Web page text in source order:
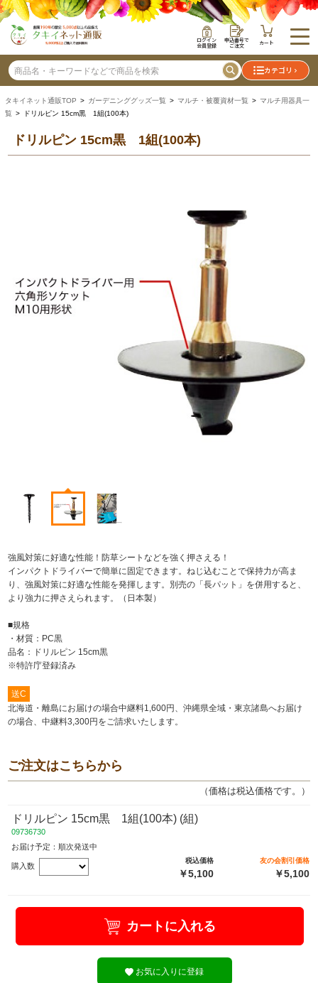
ログイン
会員登録
申込番号で
ご注文 カート
カテゴリ
タキイネット通販TOP > ガーデニンググッズ一覧 > マルチ・被覆資材一覧 > マルチ用器具一
覧 > ドリルピン 15cm黒 1組(100本)
ドリルピン 15cm黒 1組(100本)
強風対策に好適な性能！防草シートなどを強く押さえる！
インパクトドライバーで簡単に固定できます。ねじ込むことで保持力が高ま
り、強風対策に好適な性能を発揮します。別売の「長パット」を併用すると、
より強力に押さえられます。（日本製）
■規格
・材質：PC黒
品名：ドリルピン 15cm黒
※特許庁登録済み
送C
北海道・離島にお届けの場合中継料1,600円、沖縄県全域・東京諸島へお届け
の場合、中継料3,300円をご請求いたします。
ご注文はこちらから
（価格は税込価格です。）
ドリルピン 15cm黒 1組(100本) (組)
09736730
お届け予定：順次発送中
購入数
税込価格
￥5,100
友の会割引価格
￥5,100
カートに入れる
お気に入りに登録